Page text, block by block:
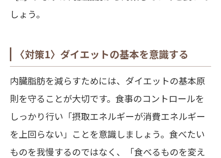
しょう。
〈対策1〉ダイエットの基本を意識する
内臓脂肪を減らすためには、ダイエットの基本原
則を守ることが大切です。食事のコントロールを
しっかり行い 「摂取エネルギーが消費エネルギー
を上回らない」 ことを意識しましょう。食べたい
ものを我慢するのではなく、「食べるものを変え